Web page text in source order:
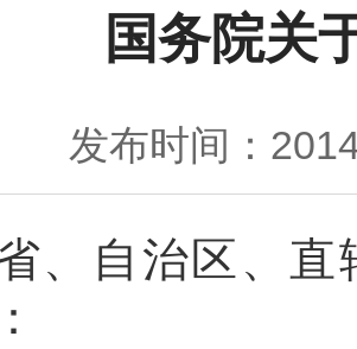
国务院关
发布时间：
、自治区、